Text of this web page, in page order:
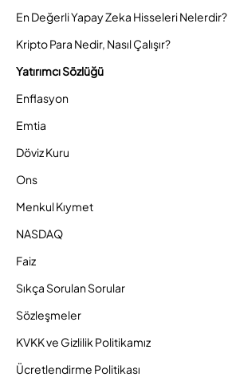
En Değerli Yapay Zeka Hisseleri Nelerdir?
Kripto Para Nedir, Nasıl Çalışır?
Yatırımcı Sözlüğü
Enflasyon
Emtia
Döviz Kuru
Ons
Menkul Kıymet
NASDAQ
Faiz
Sıkça Sorulan Sorular
Sözleşmeler
KVKK ve Gizlilik Politikamız
Ücretlendirme Politikası